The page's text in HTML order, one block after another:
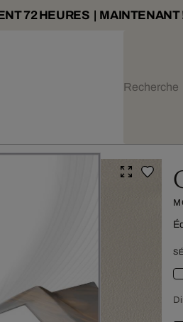
72 HEURES | MAINTENANT